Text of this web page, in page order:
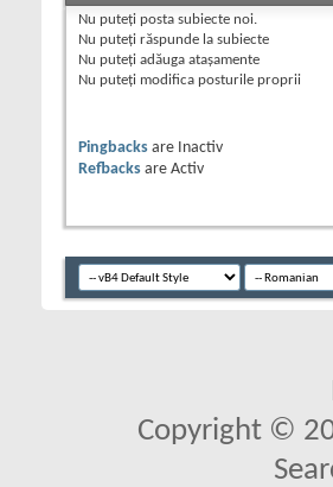
Nu puteţi posta subiecte noi.
Nu puteţi răspunde la subiecte
Nu puteţi adăuga ataşamente
Nu puteţi modifica posturile proprii
Pingbacks are
Inactiv
Refbacks are Activ
Copyright ©